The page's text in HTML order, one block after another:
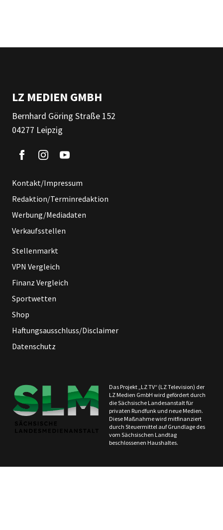
LZ MEDIEN GMBH
Bernhard Göring Straße 152
04277 Leipzig
Kontakt/Impressum
Redaktion/Terminredaktion
Werbung/Mediadaten
Verkaufsstellen
Stellenmarkt
VPN Vergleich
Finanz Vergleich
Sportwetten
Shop
Haftungsausschluss/Disclaimer
Datenschutz
Das Projekt „LZ TV“ (LZ Television) der
LZ Medien GmbH wird gefördert durch
die Sächsische Landesanstalt für
privaten Rundfunk und neue Medien.
Diese Maßnahme wird mitfinanziert
durch Steuermittel auf Grundlage des
vom Sächsischen Landtag
beschlossenen Haushaltes.